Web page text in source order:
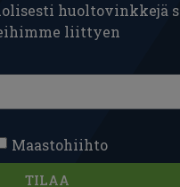
huoltovinkkejä
liittyen
Maastohiihto
TILAA